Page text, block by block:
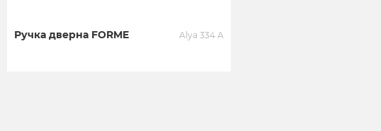
Ручка дверна FORME Alya 334 A